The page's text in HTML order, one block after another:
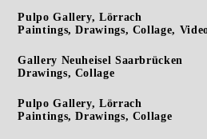
Pulpo Gallery, Lörrach
Paintings, Drawings, Collage,
Gallery Neuheisel Saarbrücken
Drawings, Collage
Pulpo Gallery, Lörrach
Paintings, Drawings, Collage